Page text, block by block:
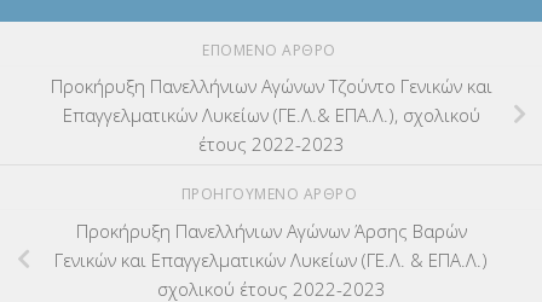
ΕΠΌΜΕΝΟ ΆΡΘΡΟ
Προκήρυξη Πανελλήνιων Αγώνων Τζούντο Γενικών και
Επαγγελματικών Λυκείων (ΓΕ.Λ.& ΕΠΑ.Λ.), σχολικού
έτους 2022-2023
ΠΡΟΗΓΟΎΜΕΝΟ ΆΡΘΡΟ
Προκήρυξη Πανελλήνιων Αγώνων Άρσης Βαρών
Γενικών και Επαγγελματικών Λυκείων (ΓΕ.Λ. & ΕΠΑ.Λ.)
σχολικού έτους 2022-2023